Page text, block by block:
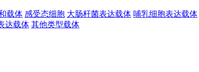
载体 感受态细胞 大肠杆菌表达载体 哺乳细胞表达载体
达载体 其他类型载体